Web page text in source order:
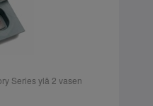
Series ylä 2 vasen